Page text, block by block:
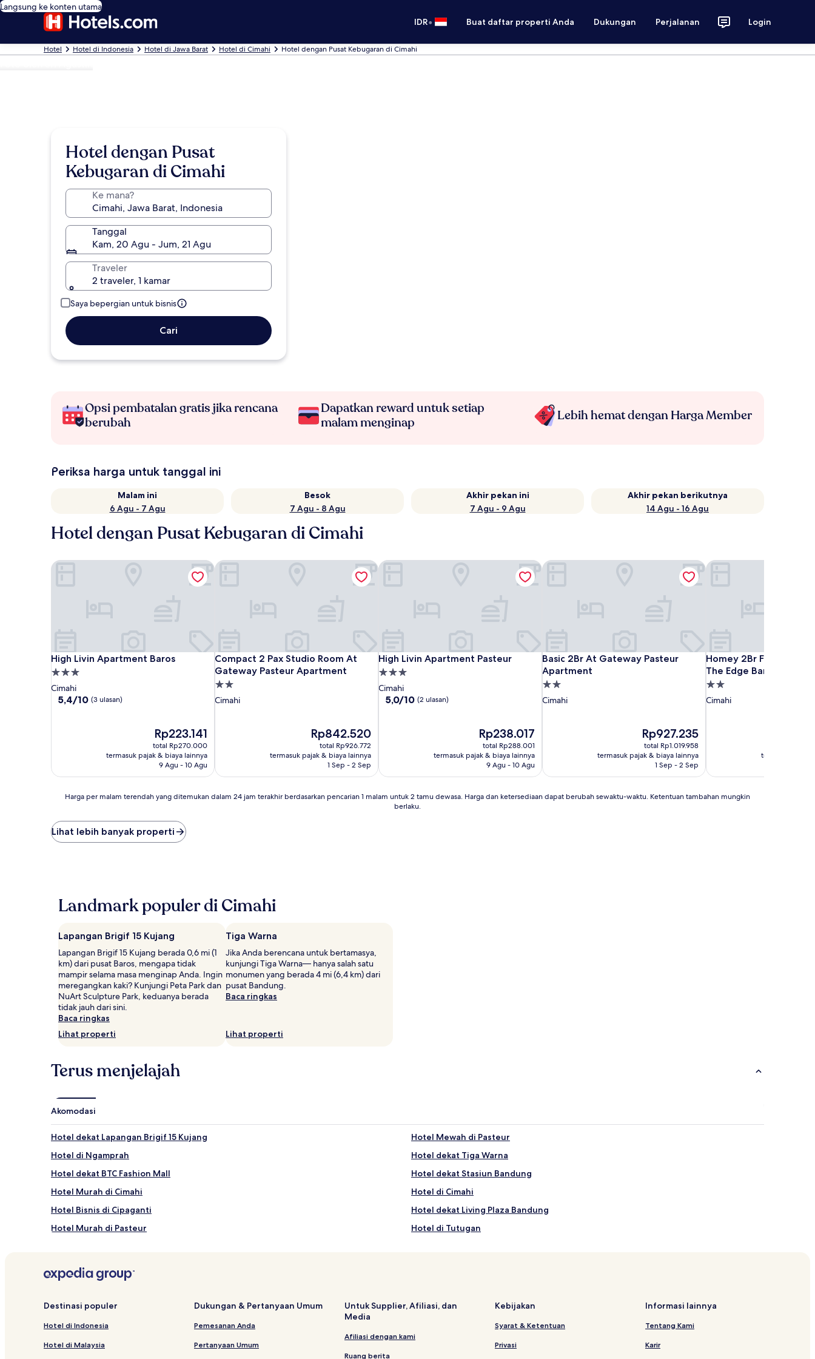
Langsung ke konten utama
IDR• Buat daftar properti Anda Dukungan Perjalanan Login
Hotel Hotel di Indonesia Hotel di Jawa Barat Hotel di Cimahi Hotel dengan Pusat Kebugaran di Cimahi
Hotel dengan Pusat
Kebugaran di Cimahi
Ke mana?
Tanggal
Kam, 20 Agu - Jum, 21 Agu
Traveler
2 traveler, 1 kamar
Saya bepergian untuk bisnis
Cari
Opsi pembatalan gratis jika rencana
berubah
Dapatkan reward untuk setiap
malam menginap
Lebih hemat dengan Harga Member
Periksa harga untuk tanggal ini
Malam ini
6 Agu - 7 Agu
Besok
7 Agu - 8 Agu
Akhir pekan ini
7 Agu - 9 Agu
Akhir pekan berikutnya
14 Agu - 16 Agu
Hotel dengan Pusat Kebugaran di Cimahi
High Livin Apartment Baros
High Livin Apartment Baros
Properti
bintang
3.0
Cimahi
5.4
5,4/10 (3 ulasan)
Harga
sekarang
Rp223.141
Rp223.141
total Rp270.000
termasuk pajak & biaya lainnya
9 Agu - 10 Agu
High Livin Apartment Baros
Compact 2 Pax Studio Room At
Gateway Pasteur Apartment
Compact 2 Pax Studio Room At Gateway Pasteur Apartment
Properti
bintang
Cimahi
Harga
sekarang
Rp842.520
Rp842.520
total Rp926.772
termasuk pajak & biaya lainnya
1 Sep - 2 Sep
Compact 2 Pax Studio Room At Gateway Pasteur Apartment
High Livin Apartment Pasteur
High Livin Apartment Pasteur
Properti
bintang
3.0
Cimahi
5.0
5,0/10 (2 ulasan)
Harga
sekarang
Rp238.017
Rp238.017
total Rp288.001
termasuk pajak & biaya lainnya
9 Agu - 10 Agu
High Livin Apartment Pasteur
Basic 2Br At Gateway Pasteur
Apartment
Basic 2Br At Gateway Pasteur Apartment
Properti
bintang
Cimahi
Harga
sekarang
Rp927.235
Rp927.235
total Rp1.019.958
termasuk pajak & biaya lainnya
1 Sep - 2 Sep
Basic 2Br At Gateway Pasteur Apartment
Homey 2Br Furnished
The Edge Bandung
Homey 2Br Furnished
Properti
bintang
Cimahi
termasuk pajak
Homey 2Br Furnished
Harga
malam
terendah
yang
berdasarkan
malam
untuk
tamu
dewasa.
Harga
dan
ketersediaan
dapat
berubah
Ketentuan
berlaku.
Harga per malam terendah yang ditemukan dalam 24 jam terakhir berdasarkan pencarian 1 malam untuk 2 tamu dewasa. Harga dan ketersediaan dapat berubah sewaktu-waktu. Ketentuan tambahan mungkin
berlaku.
Lihat lebih banyak properti
Landmark populer di Cimahi
Lapangan Brigif 15 Kujang
Lapangan Brigif 15 Kujang berada 0,6 mi (1
km) dari pusat Baros, mengapa tidak
mampir selama masa menginap Anda. Ingin
meregangkan kaki? Kunjungi Peta Park dan
NuArt Sculpture Park, keduanya berada
tidak jauh dari sini.
Baca ringkas
Lihat properti
Tiga Warna
Jika Anda berencana untuk bertamasya,
kunjungi Tiga Warna— hanya salah satu
monumen yang berada 4 mi (6,4 km) dari
pusat Bandung.
Baca ringkas
Lihat properti
Terus menjelajah
Akomodasi
Hotel dekat Lapangan Brigif 15 Kujang
Hotel Mewah di Pasteur
Hotel di Ngamprah
Hotel dekat Tiga Warna
Hotel dekat BTC Fashion Mall
Hotel dekat Stasiun Bandung
Hotel Murah di Cimahi
Hotel di Cimahi
Hotel Bisnis di Cipaganti
Hotel dekat Living Plaza Bandung
Hotel Murah di Pasteur
Hotel di Tutugan
Hotel dekat Villa Isola
Hotel dengan Kolam Renang di Cimahi
Hotel dekat Sekolah Tinggi Pariwisata Bandung
Hotel Murah di Bandung
Destinasi populer
Hotel di Indonesia
Hotel di Malaysia
Dukungan & Pertanyaan Umum
Pemesanan Anda
Pertanyaan Umum
Untuk Supplier, Afiliasi, dan
Media
Afiliasi dengan kami
Ruang berita
Kebijakan
Syarat & Ketentuan
Privasi
Informasi lainnya
Tentang Kami
Karir